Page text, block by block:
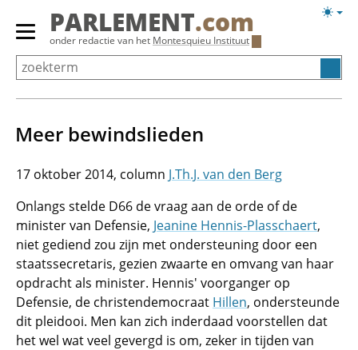
Overslaan
Primair
menu
tonen/verbergen
PARLEMENT.com
onder redactie van het Montesquieu Instituut
Meer bewindslieden
17 oktober 2014
J.Th.J. van den Berg
Onlangs stelde D66 de vraag aan de orde of de
minister van Defensie, Jeanine Hennis-Plasschaert,
niet gediend zou zijn met ondersteuning door een
staatssecretaris, gezien zwaarte en omvang van haar
opdracht als minister. Hennis' voorganger op
Defensie, de christendemocraat Hillen, ondersteunde
dit pleidooi. Men kan zich inderdaad voorstellen dat
het wel wat veel gevergd is om, zeker in tijden van